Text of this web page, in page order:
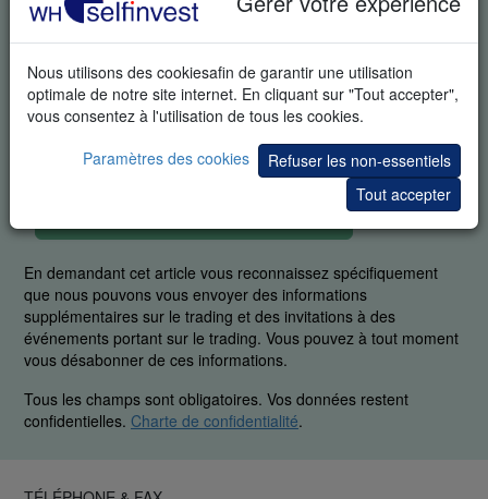
Nous utilisons des cookiesafin de garantir une utilisation
optimale de notre site internet. En cliquant sur "Tout accepter",
vous consentez à l'utilisation de tous les cookies.
Paramètres des cookies
Refuser les non-essentiels
Tout accepter
En demandant cet article vous reconnaissez spécifiquement
que nous pouvons vous envoyer des informations
supplémentaires sur le trading et des invitations à des
événements portant sur le trading. Vous pouvez à tout moment
vous désabonner de ces informations.
Tous les champs sont obligatoires. Vos données restent
confidentielles. Charte de confidentialité.